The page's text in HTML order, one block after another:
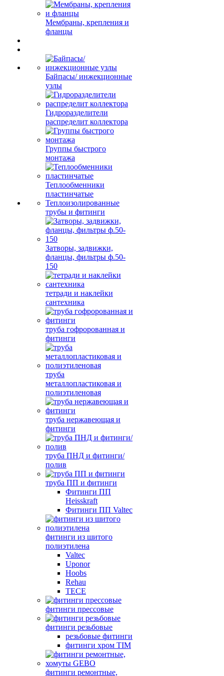
Мембраны, крепления и
фланцы
Байпасы/ инжекционные
узлы
Гидроразделители
распределит коллектора
Группы быстрого
монтажа
Теплообменники
пластинчатые
Теплоизолированные
трубы и фитинги
Затворы, задвижки,
фланцы, фильтры ф.50-
150
тетради и наклейки
сантехника
труба гофророванная и
фитинги
труба
металлопластиковая и
полиэтиленовая
труба нержавеющая и
фитинги
труба ПНД и фитинги/
полив
труба ПП и фитинги
Фитинги ПП
Heisskraft
Фитинги ПП Valtec
фитинги из шитого
полиэтилена
Valtec
Uponor
Hoobs
Rehau
TECE
фитинги прессовые
фитинги резьбовые
резьбовые фитинги
фитинги хром TIM
фитинги ремонтные,